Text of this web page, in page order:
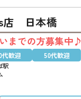
店 日本橋
までの方募集中♪
代歓迎 50代歓迎
駅